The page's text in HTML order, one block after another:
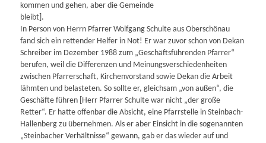
kommen und gehen, aber die Gemeinde
bleibt].
In Person von Herrn Pfarrer Wolfgang Schulte aus Oberschönau
fand sich ein rettender Helfer in Not! Er war zuvor schon von Dekan
Schreiber im Dezember 1988 zum „Geschäftsführenden Pfarrer“
berufen, weil die Differenzen und Meinungsverschiedenheiten
zwischen Pfarrerschaft, Kirchenvorstand sowie Dekan die Arbeit
lähmten und belasteten. So sollte er, gleichsam „von außen“, die
Geschäfte führen [Herr Pfarrer Schulte war nicht „der große
Retter“. Er hatte offenbar die Absicht, eine Pfarrstelle in Steinbach-
Hallenberg zu übernehmen. Als er aber Einsicht in die sogenannten
„Steinbacher Verhältnisse“ gewann, gab er das wieder auf und